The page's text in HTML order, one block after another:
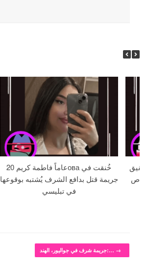
20 عاماً فاطمة كريمова خُنقت في
جريمة قتل بدافع الشرف يُشتبه بوقوعها
في تبليسي
عامًا وشقيق
بالرصاص
جريمة شرف في جواليور، الهند:… →